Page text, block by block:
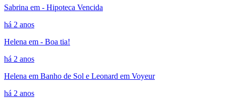
Sabrina em - Hipoteca Vencida
há 2 anos
Helena em - Boa tia!
há 2 anos
Helena em Banho de Sol e Leonard em Voyeur
há 2 anos